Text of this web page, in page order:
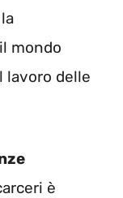
mondo
lavoro delle
è